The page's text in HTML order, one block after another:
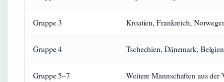
Gruppe 3 Kroatien, Frankreich,
Gruppe 4 Tschechien, Dänemark,
Gruppe 5–7 Weitere Mannschaften aus